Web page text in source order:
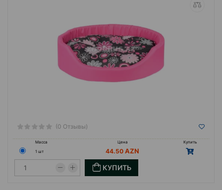
(0 Отзывы)
Масса Цена
Купить
1 шт
44.50
КУПИТЬ